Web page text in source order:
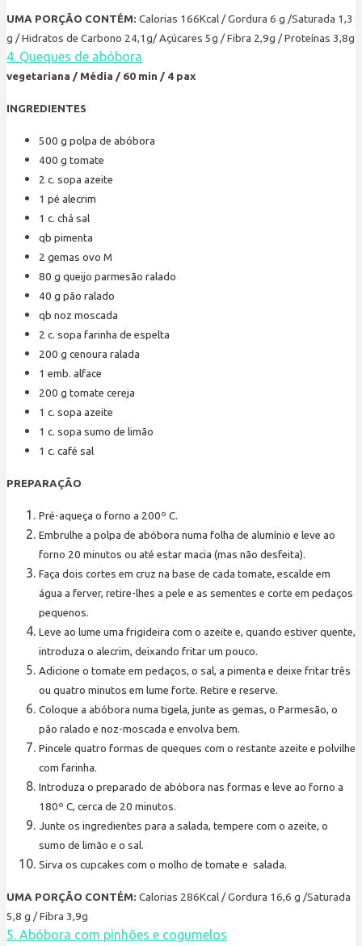
UMA PORÇÃO CONTÉM: Calorias 166Kcal / Gordura 6 g /Saturada 1,3
g / Hidratos de Carbono 24,1g/ Açúcares 5g / Fibra 2,9g / Proteínas 3,8g
4. Queques de abóbora
vegetariana / Média / 60 min / 4 pax
INGREDIENTES
500 g polpa de abóbora
400 g tomate
2 c. sopa azeite
1 pé alecrim
1 c. chá sal
qb pimenta
2 gemas ovo M
80 g queijo parmesão ralado
40 g pão ralado
qb noz moscada
2 c. sopa farinha de espelta
200 g cenoura ralada
1 emb. alface
200 g tomate cereja
1 c. sopa azeite
1 c. sopa sumo de limão
1 c. café sal
PREPARAÇÃO
Pré-aqueça o forno a 200º C.
Embrulhe a polpa de abóbora numa folha de alumínio e leve ao
forno 20 minutos ou até estar macia (mas não desfeita).
Faça dois cortes em cruz na base de cada tomate, escalde em
água a ferver, retire-lhes a pele e as sementes e corte em pedaços
pequenos.
Leve ao lume uma frigideira com o azeite e, quando estiver quente,
introduza o alecrim, deixando fritar um pouco.
Adicione o tomate em pedaços, o sal, a pimenta e deixe fritar três
ou quatro minutos em lume forte. Retire e reserve.
Coloque a abóbora numa tigela, junte as gemas, o Parmesão, o
pão ralado e noz-moscada e envolva bem.
Pincele quatro formas de queques com o restante azeite e polvilhe
com farinha.
Introduza o preparado de abóbora nas formas e leve ao forno a
180º C, cerca de 20 minutos.
Junte os ingredientes para a salada, tempere com o azeite, o
sumo de limão e o sal.
Sirva os cupcakes com o molho de tomate e salada.
UMA PORÇÃO CONTÉM: Calorias 286Kcal / Gordura 16,6 g /Saturada
5,8 g / Fibra 3,9g
5. Abóbora com pinhões e cogumelos